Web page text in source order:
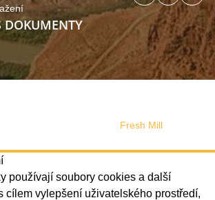
DOKUMENTY
Fresh Mill
používají soubory cookies a další
cílem vylepšení uživatelského prostředí,